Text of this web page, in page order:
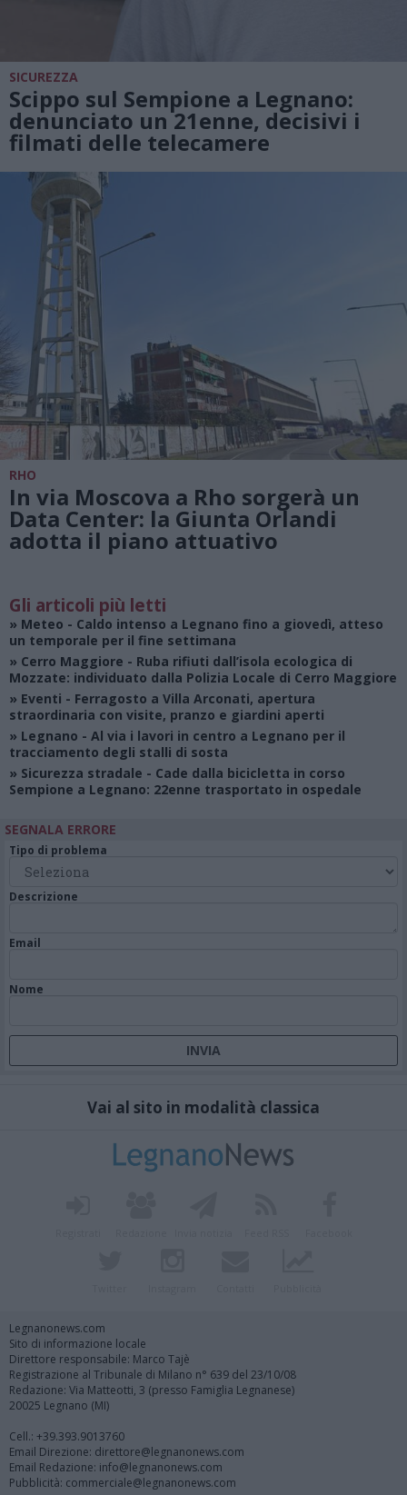
SICUREZZA
Scippo sul Sempione a Legnano:
denunciato un 21enne, decisivi i
filmati delle telecamere
RHO
In via Moscova a Rho sorgerà un
Data Center: la Giunta Orlandi
adotta il piano attuativo
Gli articoli più letti
» Meteo - Caldo intenso a Legnano fino a giovedì, atteso
un temporale per il fine settimana
» Cerro Maggiore - Ruba rifiuti dall’isola ecologica di
Mozzate: individuato dalla Polizia Locale di Cerro Maggiore
» Eventi - Ferragosto a Villa Arconati, apertura
straordinaria con visite, pranzo e giardini aperti
» Legnano - Al via i lavori in centro a Legnano per il
tracciamento degli stalli di sosta
» Sicurezza stradale - Cade dalla bicicletta in corso
Sempione a Legnano: 22enne trasportato in ospedale
SEGNALA ERRORE
Tipo di problema
Descrizione
Email
Nome
Vai al sito in modalità classica
Legnanonews.com
Sito di informazione locale
Direttore responsabile: Marco Tajè
Registrazione al Tribunale di Milano n° 639 del 23/10/08
Redazione: Via Matteotti, 3 (presso Famiglia Legnanese)
20025 Legnano (MI)
Cell.: +39.393.9013760
Email Direzione: direttore@legnanonews.com
Email Redazione: info@legnanonews.com
Pubblicità: commerciale@legnanonews.com